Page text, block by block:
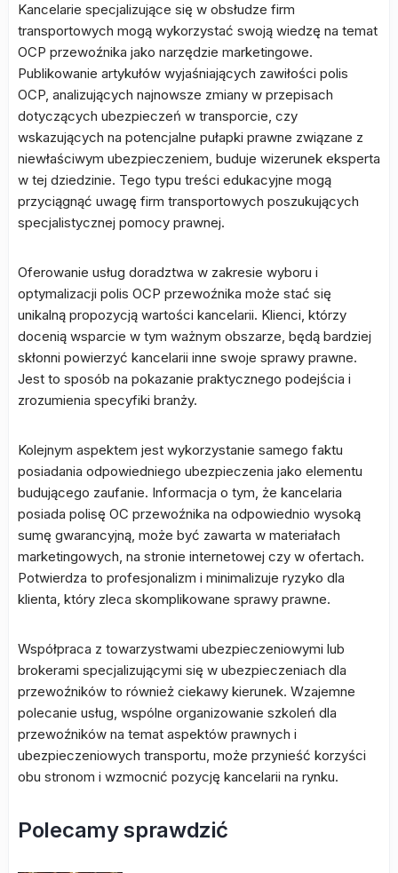
Kancelarie specjalizujące się w obsłudze firm
transportowych mogą wykorzystać swoją wiedzę na temat
OCP przewoźnika jako narzędzie marketingowe.
Publikowanie artykułów wyjaśniających zawiłości polis
OCP, analizujących najnowsze zmiany w przepisach
dotyczących ubezpieczeń w transporcie, czy
wskazujących na potencjalne pułapki prawne związane z
niewłaściwym ubezpieczeniem, buduje wizerunek eksperta
w tej dziedzinie. Tego typu treści edukacyjne mogą
przyciągnąć uwagę firm transportowych poszukujących
specjalistycznej pomocy prawnej.
Oferowanie usług doradztwa w zakresie wyboru i
optymalizacji polis OCP przewoźnika może stać się
unikalną propozycją wartości kancelarii. Klienci, którzy
docenią wsparcie w tym ważnym obszarze, będą bardziej
skłonni powierzyć kancelarii inne swoje sprawy prawne.
Jest to sposób na pokazanie praktycznego podejścia i
zrozumienia specyfiki branży.
Kolejnym aspektem jest wykorzystanie samego faktu
posiadania odpowiedniego ubezpieczenia jako elementu
budującego zaufanie. Informacja o tym, że kancelaria
posiada polisę OC przewoźnika na odpowiednio wysoką
sumę gwarancyjną, może być zawarta w materiałach
marketingowych, na stronie internetowej czy w ofertach.
Potwierdza to profesjonalizm i minimalizuje ryzyko dla
klienta, który zleca skomplikowane sprawy prawne.
Współpraca z towarzystwami ubezpieczeniowymi lub
brokerami specjalizującymi się w ubezpieczeniach dla
przewoźników to również ciekawy kierunek. Wzajemne
polecanie usług, wspólne organizowanie szkoleń dla
przewoźników na temat aspektów prawnych i
ubezpieczeniowych transportu, może przynieść korzyści
obu stronom i wzmocnić pozycję kancelarii na rynku.
Polecamy sprawdzić